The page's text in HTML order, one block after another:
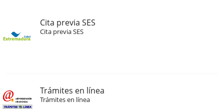
Cita previa SES
Cita previa SES
Trámites en línea
Trámites en línea